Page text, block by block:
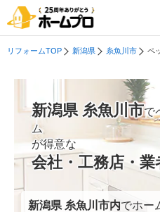
リフォームTOP 新潟県 糸魚川市 ペ
新潟県 糸魚川市で
ム
が得意な
会社・工務店・
新潟県 糸魚川市内でホー